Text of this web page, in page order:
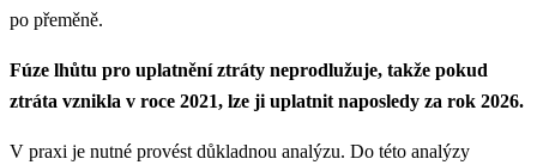
po přeměně.
Fúze lhůtu pro uplatnění ztráty neprodlužuje, takže pokud
ztráta vznikla v roce 2021, lze ji uplatnit naposledy za rok 2026.
V praxi je nutné provést důkladnou analýzu. Do této analýzy